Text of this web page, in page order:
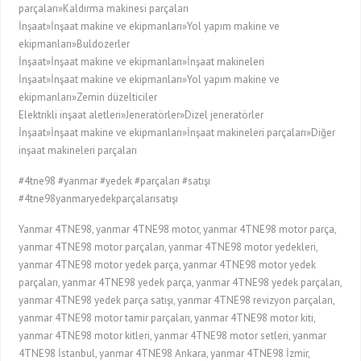
parçaları»Kaldırma makinesi parçaları
İnşaat»İnşaat makine ve ekipmanları»Yol yapım makine ve
ekipmanları»Buldozerler
İnşaat»İnşaat makine ve ekipmanları»İnşaat makineleri
İnşaat»İnşaat makine ve ekipmanları»Yol yapım makine ve
ekipmanları»Zemin düzelticiler
Elektrikli inşaat aletleri»Jeneratörler»Dizel jeneratörler
İnşaat»İnşaat makine ve ekipmanları»İnşaat makineleri parçaları»Diğer
inşaat makineleri parçaları
#4tne98 #yanmar #yedek #parçaları #satışı
#4tne98yanmaryedekparçalarısatışı
Yanmar 4TNE98, yanmar 4TNE98 motor, yanmar 4TNE98 motor parça,
yanmar 4TNE98 motor parçaları, yanmar 4TNE98 motor yedekleri,
yanmar 4TNE98 motor yedek parça, yanmar 4TNE98 motor yedek
parçaları, yanmar 4TNE98 yedek parça, yanmar 4TNE98 yedek parçaları,
yanmar 4TNE98 yedek parça satışı, yanmar 4TNE98 revizyon parçaları,
yanmar 4TNE98 motor tamir parçaları, yanmar 4TNE98 motor kiti,
yanmar 4TNE98 motor kitleri, yanmar 4TNE98 motor setleri, yanmar
4TNE98 İstanbul, yanmar 4TNE98 Ankara, yanmar 4TNE98 İzmir,